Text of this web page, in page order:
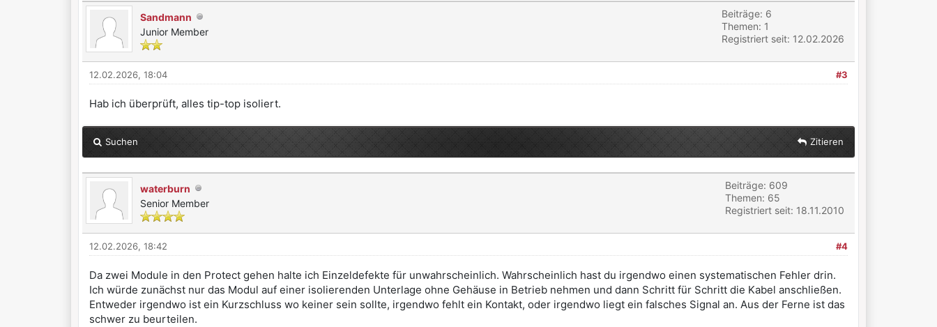
Sandmann
Junior Member
Beiträge: 6
Themen: 1
Registriert seit: 12.02.2026
#3
12.02.2026, 18:04
Hab ich überprüft, alles tip-top isoliert.
Suchen Zitieren
waterburn
Senior Member
Beiträge: 609
Themen: 65
Registriert seit: 18.11.2010
#4
12.02.2026, 18:42
Da zwei Module in den Protect gehen halte ich Einzeldefekte für unwahrscheinlich. Wahrscheinlich hast du irgendwo einen systematischen Fehler drin.
Ich würde zunächst nur das Modul auf einer isolierenden Unterlage ohne Gehäuse in Betrieb nehmen und dann Schritt für Schritt die Kabel anschließen.
Entweder irgendwo ist ein Kurzschluss wo keiner sein sollte, irgendwo fehlt ein Kontakt, oder irgendwo liegt ein falsches Signal an. Aus der Ferne ist das
schwer zu beurteilen.